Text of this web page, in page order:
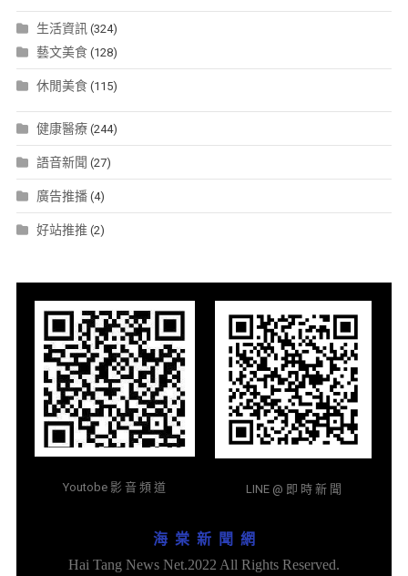
生活資訊(324)
藝文美食(128)
休閒美食(115)
健康醫療(244)
語音新聞 (27)
廣告推播(4)
好站推推 (2)
Youtobe 影 音 頻 道 LINE @ 即 時 新 聞
海 棠 新 聞 網
Hai Tang News Net.2022 All Rights Reserved.